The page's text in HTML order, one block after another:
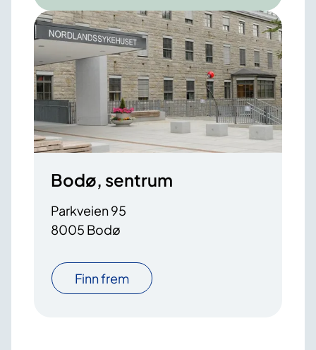
Bodø, sentrum
Parkveien 95
8005 Bodø
Finn frem